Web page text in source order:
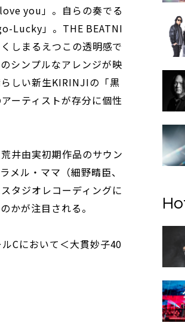
you」。自らの奏でる
Lucky」。THE BEATNI
しまるえつこの透明感で
シンプルなアレンジが映
しい新生KIRINJIの「黒
ーティストが存分に個性
井由実初期作品のサウン
メル・ママ（細野晴臣、
タジオレコーディングに
かが注目される。
Cにおいて＜大貫妙子40